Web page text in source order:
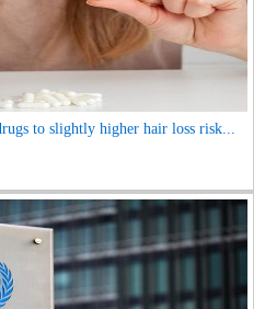
to slightly higher hair loss risk...